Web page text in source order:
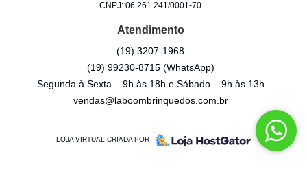
CNPJ: 06.261.241/0001-70
Atendimento
(19) 3207-1968
(19) 99230-8715 (WhatsApp)
Segunda à Sexta – 9h às 18h e Sábado – 9h às 13h
vendas@laboombrinquedos.com.br
LOJA VIRTUAL CRIADA POR